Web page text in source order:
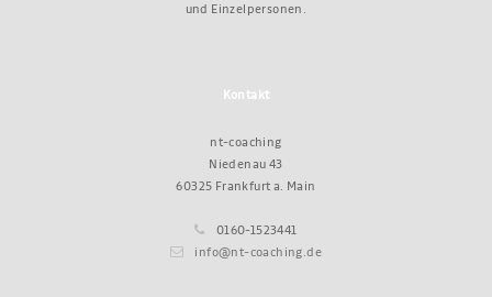
und Einzelpersonen.
Kontakt
nt-coaching
Niedenau 43
60325 Frankfurt a. Main
0160-1523441
info@nt-coaching.de